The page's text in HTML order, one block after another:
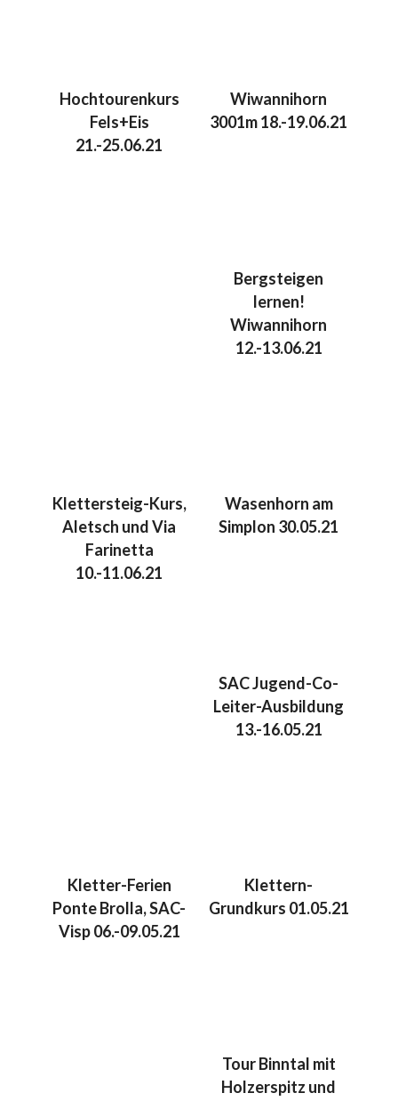
Hochtourenkurs
Fels+Eis
21.-25.06.21
Wiwannihorn
3001m 18.-19.06.21
Bergsteigen
lernen!
Wiwannihorn
12.-13.06.21
Klettersteig-Kurs,
Aletsch und Via
Farinetta
10.-11.06.21
Wasenhorn am
Simplon 30.05.21
SAC Jugend-Co-
Leiter-Ausbildung
13.-16.05.21
Kletter-Ferien
Ponte Brolla, SAC-
Visp 06.-09.05.21
Klettern-
Grundkurs 01.05.21
Tour Binntal mit
Holzerspitz und